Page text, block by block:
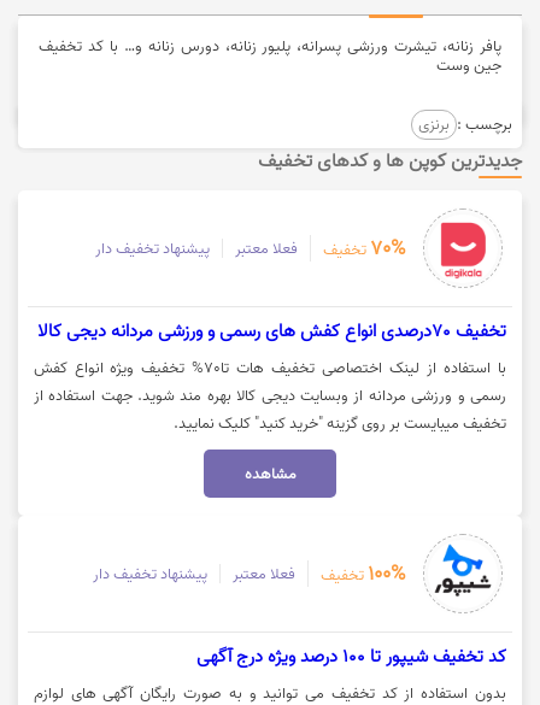
پافر زنانه، تیشرت ورزشی پسرانه، پلیور زنانه، دورس زنانه و… با کد تخفیف
جین وست
برچسب : برنزی
جدیدترین کوپن ها و کدهای تخفیف
70% تخفیف فعلا معتبر پیشنهاد تخفیف دار
تخفیف 70درصدی انواع کفش های رسمی و ورزشی مردانه دیجی کالا
با استفاده از لینک اختصاصی تخفیف هات تا70% تخفیف ویژه انواع کفش
رسمی و ورزشی مردانه از وبسایت دیجی کالا بهره مند شوید. جهت استفاده از
تخفیف میبایست بر روی گزینه "خرید کنید" کلیک نمایید.
مشاهده
100% تخفیف فعلا معتبر پیشنهاد تخفیف دار
کد تخفیف شیپور تا 100 درصد ویژه درج آگهی
بدون استفاده از کد تخفیف می توانید و به صورت رایگان آگهی های لوازم